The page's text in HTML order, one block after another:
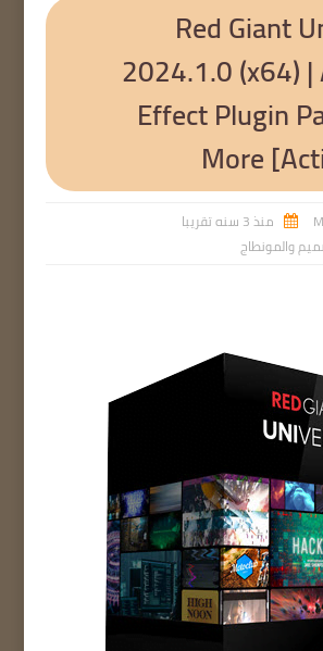
Red Giant
2024.1.0 (x64) |
Effect Plugin
More
 منذ 3 سنه تقريبا
والمونطاج